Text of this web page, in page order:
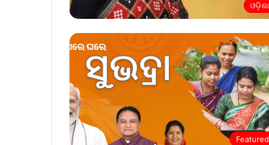
ଓଡ଼ିଶା
Featured